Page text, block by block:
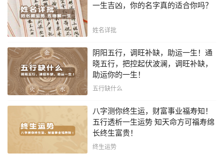
一生吉凶，你的名字真的适合你吗？
姓名详批
阴阳五行，调旺补缺，助运一生！通
晓五行，把控起伏波澜，调旺补缺，
助运你的一生！
五行缺什么
八字测你终生运，财富事业福寿知！
五行透析一生运势 知天命方可福寿绵
长终生富贵！
终生运势